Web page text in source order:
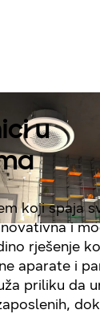
u
koji spaja
i
rješenje
aparate i
priliku da